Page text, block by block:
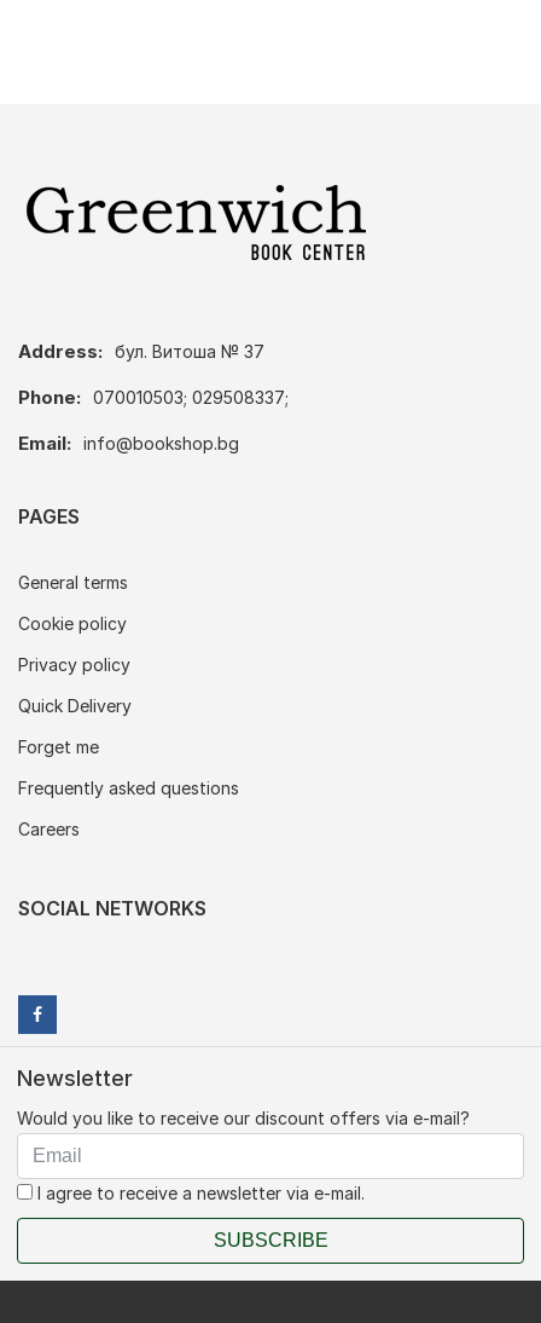
Address: бул. Витоша № 37
Phone: 070010503; 029508337;
Email: info@bookshop.bg
PAGES
General terms
Cookie policy
Privacy policy
Quick Delivery
Forget me
Frequently asked questions
Careers
SOCIAL NETWORKS
Newsletter
Would you like to receive our discount offers via e-mail?
I agree to receive a newsletter via e-mail.
SUBSCRIBE